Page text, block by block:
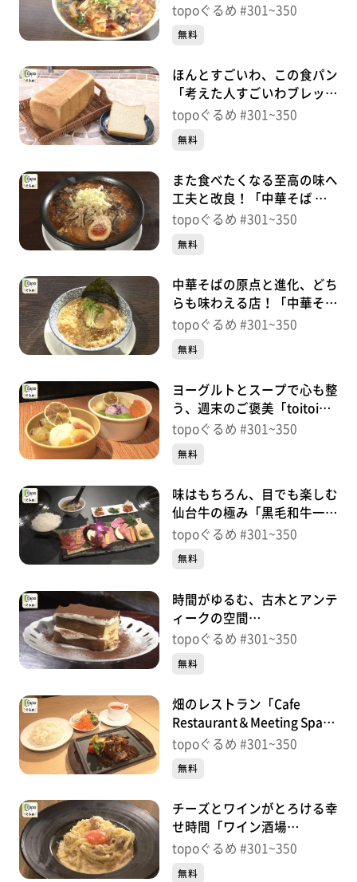
とらの子」（青葉区中山）＃
topoぐるめ #301~350
無料
ほんとすごいわ、この食パン
「考えた人すごいわブレッド
パーク名取店」（名取市増
topoぐるめ #301~350
無料
また食べたくなる至高の味へ
工夫と改良！「中華そば い
ぶし」（名取市上余田千刈
topoぐるめ #301~350
無料
中華そばの原点と進化、どち
らも味わえる店！「中華そば
麺屋幸」（名取市閖上中央）
topoぐるめ #301~350
無料
ヨーグルトとスープで心も整
う、週末のご褒美「toitoi
takeout cafe」（青葉区国分
topoぐるめ #301~350
無料
味はもちろん、目でも楽しむ
仙台牛の極み「黒毛和牛一頭
切り伊達哉」（宮城野区榴
topoぐるめ #301~350
無料
時間がゆるむ、古木とアンテ
ィークの空間
「Antique&Cafe TiTi」（宮
341【topoぐるめ】
topoぐるめ #301~350
無料
畑のレストラン「Cafe
Restaurant＆Meeting Space
FOREST仙台」（宮城野区名
topoぐるめ #301~350
無料
チーズとワインがとろける幸
せ時間「ワイン酒場
GabuLicious仙台店」（青葉
topoぐるめ #301~350
無料